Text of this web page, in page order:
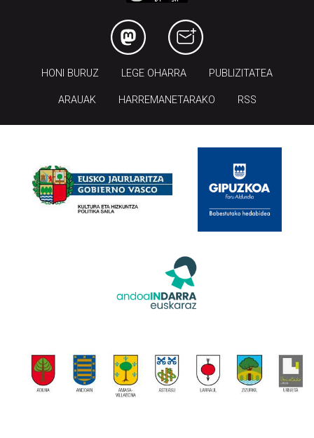
HONI BURUZ LEGE OHARRA PUBLIZITATEA
ARAUAK HARREMANETARAKO RSS